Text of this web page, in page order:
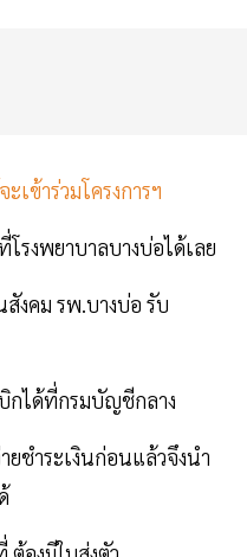
ข้าร่วมโครงการฯ
โรงพยาบาลบางบ่อได้เลย
งคม รพ.บางบ่อ รับ
กได้ที่กรมบัญชีกลาง
ยชำระเงินก่อนแล้วจึงนำ